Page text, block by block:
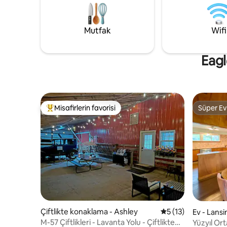
başkentinde bizi ziyaret ederken rahat
bir konaklama için ihtiyacınız olan her
şeye sahip olmanız için ekstra olanaklar
olun, bu
Mutfak Wifi
Misafirlerin favorilerinden en beğenilenler arasında
Misafirlerin favorisi
Çiftlikte konaklama - Ashley 5 üzerinden
5 (13)
M-57 Çiftlikleri - Lavanta Yolu - Çiftlikte
Süper
Süper
Ev -
Yüzyıl